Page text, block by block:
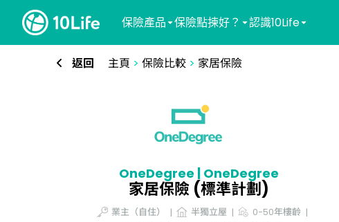
保險產品 保險點揀好？ 認識10Life
返回 主頁 > 保險比較> 家居保險
OneDegree | OneDegree
家居保險 (標準計劃)
業主（自住） 半獨立屋
0-50年樓齡